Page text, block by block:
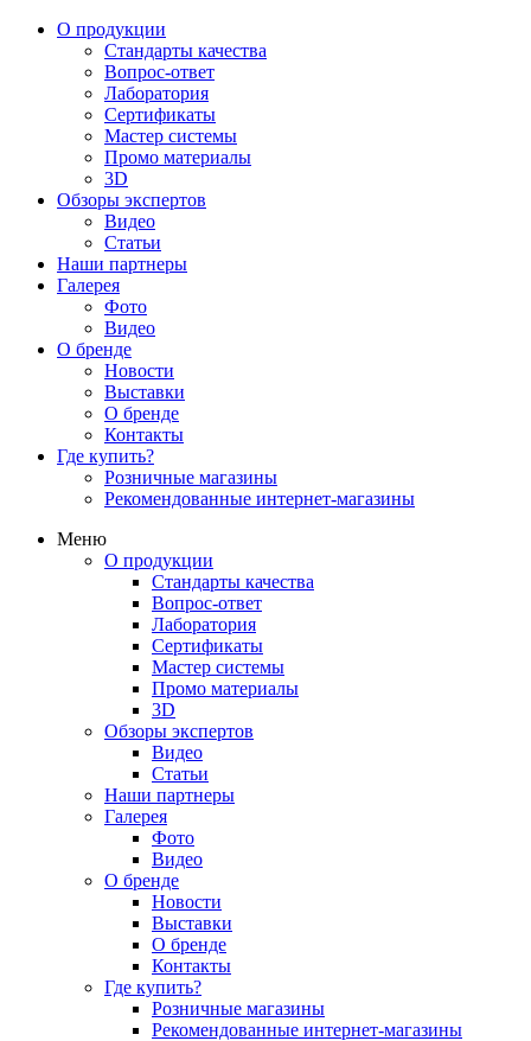
О продукции
Стандарты качества
Вопрос-ответ
Лаборатория
Сертификаты
Мастер системы
Промо материалы
3D
Обзоры экспертов
Видео
Статьи
Наши партнеры
Галерея
Фото
Видео
О бренде
Новости
Выставки
О бренде
Контакты
Где купить?
Розничные магазины
Рекомендованные интернет-магазины
Меню
О продукции
Стандарты качества
Вопрос-ответ
Лаборатория
Сертификаты
Мастер системы
Промо материалы
3D
Обзоры экспертов
Видео
Статьи
Наши партнеры
Галерея
Фото
Видео
О бренде
Новости
Выставки
О бренде
Контакты
Где купить?
Розничные магазины
Рекомендованные интернет-магазины